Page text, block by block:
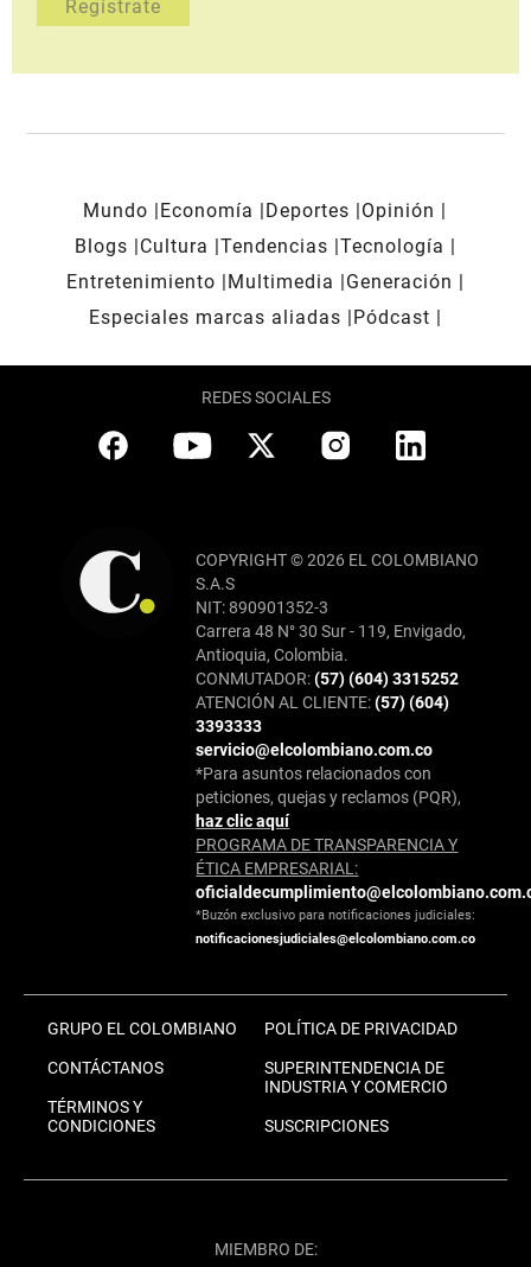
Mundo Economía Deportes
Opinión
Blogs
Cultura Tendencias Tecnología
Entretenimiento
Multimedia
Generación
Especiales marcas aliadas
Pódcast
REDES SOCIALES
COPYRIGHT © 2026 EL COLOMBIANO
S.A.S
NIT: 890901352-3
Carrera 48 N° 30 Sur - 119, Envigado,
Antioquia, Colombia.
CONMUTADOR:(57) (604) 3315252
ATENCIÓN AL CLIENTE:(57) (604)
3393333
servicio@elcolombiano.com.co
*Para asuntos relacionados con
peticiones, quejas y reclamos (PQR),
haz clic aquí
PROGRAMA DE TRANSPARENCIA Y
ÉTICA EMPRESARIAL:
*Buzón exclusivo para notificaciones judiciales:
notificacionesjudiciales@elcolombiano.com.co
GRUPO EL COLOMBIANO
CONTÁCTANOS
TÉRMINOS Y
CONDICIONES
POLÍTICA DE PRIVACIDAD
SUPERINTENDENCIA DE
INDUSTRIA Y COMERCIO
SUSCRIPCIONES
MIEMBRO DE: